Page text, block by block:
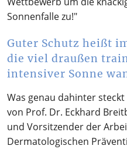
Sonnenfalle zu!"
Guter Schutz heißt
die viel draußen
intensiver Sonne
Was genau dahinter
von Prof. Dr. Eckhard
und Vorsitzender der
Dermatologischen